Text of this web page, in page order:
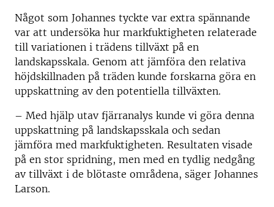
Något som Johannes tyckte var extra spännande
var att undersöka hur markfuktigheten relaterade
till variationen i trädens tillväxt på en
landskapsskala. Genom att jämföra den relativa
höjdskillnaden på träden kunde forskarna göra en
uppskattning av den potentiella tillväxten.
– Med hjälp utav fjärranalys kunde vi göra denna
uppskattning på landskapsskala och sedan
jämföra med markfuktigheten. Resultaten visade
på en stor spridning, men med en tydlig nedgång
av tillväxt i de blötaste områdena, säger Johannes
Larson.